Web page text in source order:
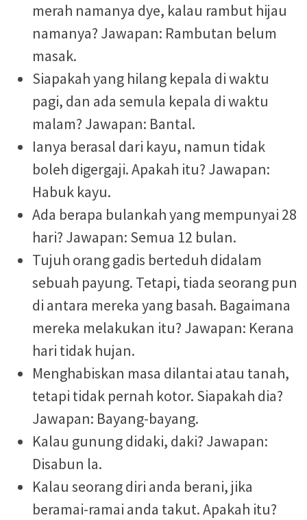
merah namanya dye, kalau rambut hijau
namanya? Jawapan: Rambutan belum
masak.
Siapakah yang hilang kepala di waktu
pagi, dan ada semula kepala di waktu
malam? Jawapan: Bantal.
Ianya berasal dari kayu, namun tidak
boleh digergaji. Apakah itu? Jawapan:
Habuk kayu.
Ada berapa bulankah yang mempunyai 28
hari? Jawapan: Semua 12 bulan.
Tujuh orang gadis berteduh didalam
sebuah payung. Tetapi, tiada seorang pun
di antara mereka yang basah. Bagaimana
mereka melakukan itu? Jawapan: Kerana
hari tidak hujan.
Menghabiskan masa dilantai atau tanah,
tetapi tidak pernah kotor. Siapakah dia?
Jawapan: Bayang-bayang.
Kalau gunung didaki, daki? Jawapan:
Disabun la.
Kalau seorang diri anda berani, jika
beramai-ramai anda takut. Apakah itu?